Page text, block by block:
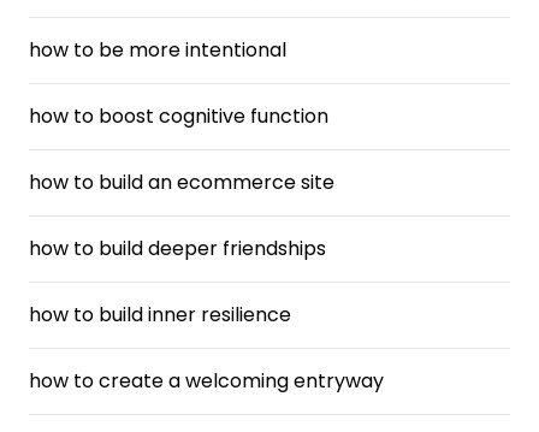
how to be more intentional
how to boost cognitive function
how to build an ecommerce site
how to build deeper friendships
how to build inner resilience
how to create a welcoming entryway